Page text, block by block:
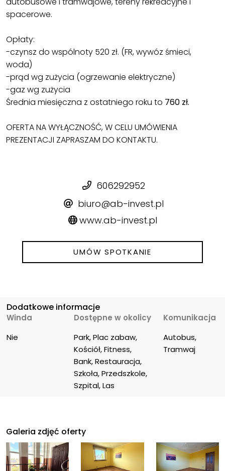
spacerowe.
Opłaty:
-czynsz do wspólnoty 520 zł. (FR, wywóz śmieci,
woda)
-prąd wg zużycia (ogrzewanie elektryczne)
-gaz wg zużycia
Średnia miesięczna z ostatniego roku to 760 zł.
OFERTA NA WYŁĄCZNOŚĆ, W CELU UMÓWIENIA
PREZENTACJI ZAPRASZAM DO KONTAKTU.
606292952
biuro@ab-invest.pl
www.ab-invest.pl
UMÓW SPOTKANIE
Dodatkowe informacje
Winda
Nie
Dostępne w okolicy
Park, Plac zabaw,
Kościół, Fitness,
Bank, Restauracja,
Szkoła, Przedszkole,
Szpital, Las
Komunikacja
Autobus,
Tramwaj
Galeria zdjęć oferty